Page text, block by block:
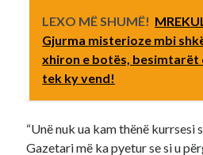
LEXO MË SHUMË!
Gjurma misterioze mbi
xhiron e botës, besimtarët
tek ky vend!
“Unë nuk ua kam thënë kurrsesi
Gazetari më ka pyetur se si u